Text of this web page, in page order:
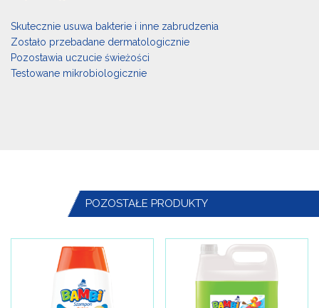
Skutecznie usuwa bakterie i inne zabrudzenia
Zostało przebadane dermatologicznie
Pozostawia uczucie świeżości
Testowane mikrobiologicznie
POZOSTAŁE PRODUKTY